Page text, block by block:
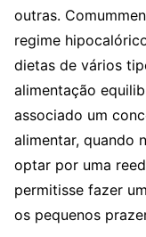
outras.
regime
dietas de vários
alimentação
associado um
alimentar, quando
optar por uma
permitisse fazer
os pequenos